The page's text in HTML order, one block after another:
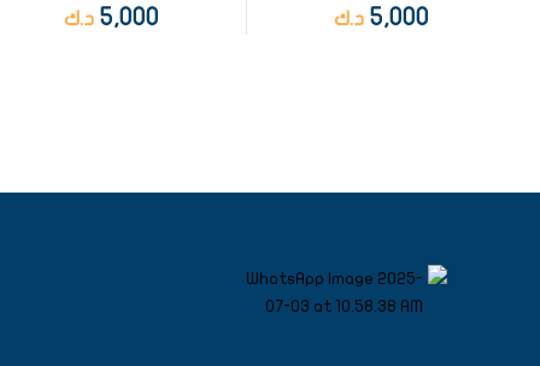
5,000 د.ك 5,000 د.ك